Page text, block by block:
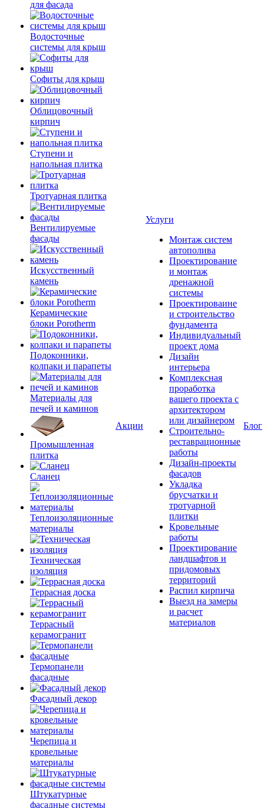
для фасада
Водосточные
системы для крыш
Софиты для крыш
Облицовочный
кирпич
Ступени и
напольная плитка
Тротуарная плитка
Вентилируемые
фасады
Искусственный
камень
Керамические
блоки Porotherm
Подоконники,
колпаки и парапеты
Материалы для
печей и каминов
Промышленная
плитка
Сланец
Теплоизоляционные
материалы
Техническая
изоляция
Террасная доска
Террасный
керамогранит
Термопанели
фасадные
Фасадный декор
Черепица и
кровельные
материалы
Штукатурные
фасадные системы
Акции
Услуги
Монтаж систем
автополива
Проектирование
и монтаж
дренажной
системы
Проектироваине
и строительство
фундамента
Индивидуальный
проект дома
Дизайн
интерьера
Комплексная
проработка
вашего проекта с
архитектором
или дизайнером
Строительно-
реставрационные
работы
Дизайн-проекты
фасадов
Укладка
брусчатки и
тротуарной
плитки
Кровельные
работы
Проектирование
ландшафтов и
придомовых
территорий
Распил кирпича
Выезд на замеры
и расчет
материалов
Блог